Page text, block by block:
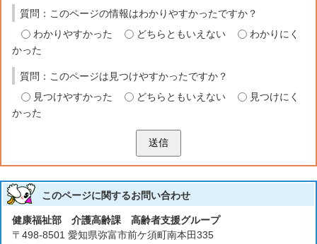
質問：このページの情報はわかりやすかったですか？
わかりやすかった
どちらともいえない
わかりにく
かった
質問：このページは見つけやすかったですか？
見つけやすかった
どちらともいえない
見つけにく
かった
送信
このページに関するお問い合わせ
健康福祉部 介護高齢課 高齢者支援グループ
〒498-8501 愛知県弥富市前ケ須町南本田335